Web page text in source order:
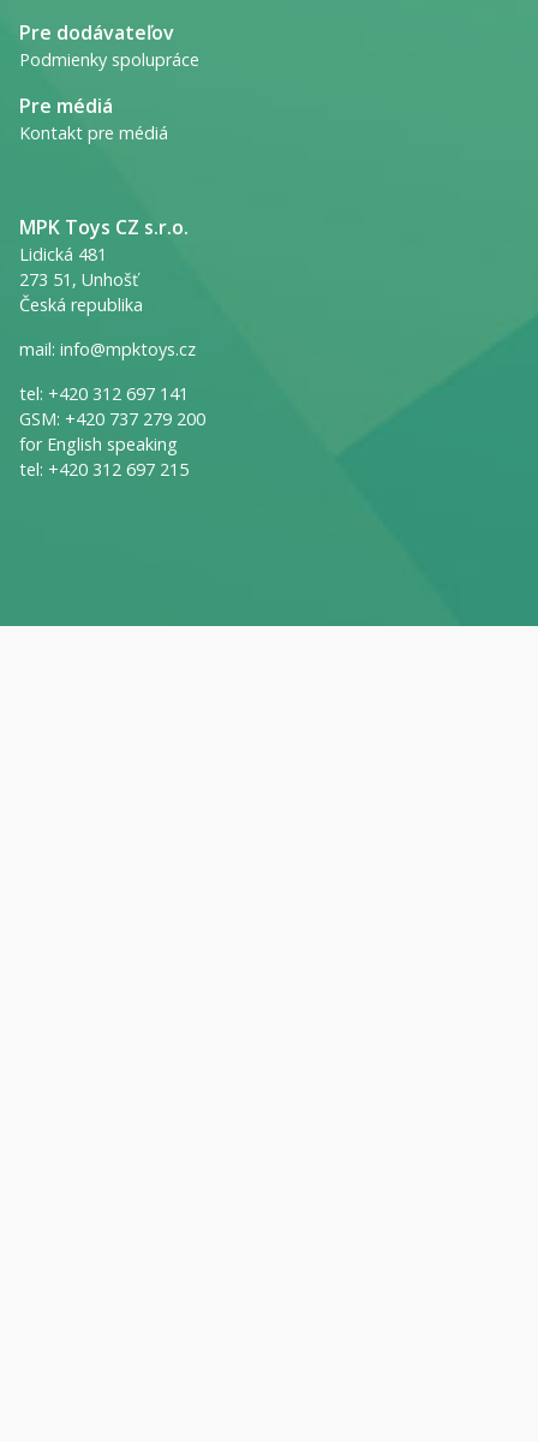
Pre dodávateľov
Podmienky spolupráce
Pre médiá
Kontakt pre médiá
MPK Toys CZ s.r.o.
Lidická 481
273 51, Unhošť
Česká republika
mail: info@mpktoys.cz
tel: +420 312 697 141
GSM: +420 737 279 200
for English speaking
tel: +420 312 697 215